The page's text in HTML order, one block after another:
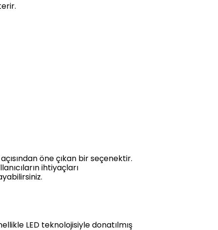
öne çıkan bir seçenektir.
ihtiyaçları
LED teknolojisiyle donatılmış